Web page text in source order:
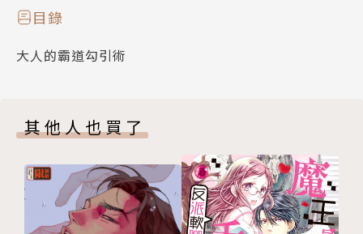
目錄
大人的霸道勾引術
其他人也買了